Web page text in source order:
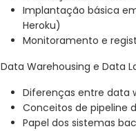
Implantação básica
Heroku)
Monitoramento e
Data Warehousing e Data
Diferenças entre data
Conceitos de pipeline
Papel dos sistemas